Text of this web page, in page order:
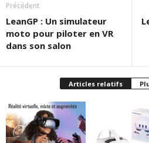
Précédent
LeanGP : Un simulateur
moto pour piloter en VR
dans son salon
Articles relatifs